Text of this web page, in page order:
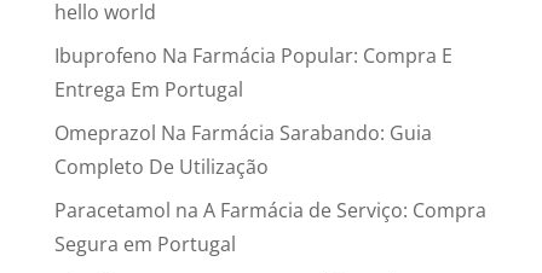
hello world
Ibuprofeno Na Farmácia Popular: Compra E
Entrega Em Portugal
Omeprazol Na Farmácia Sarabando: Guia
Completo De Utilização
Paracetamol na A Farmácia de Serviço: Compra
Segura em Portugal